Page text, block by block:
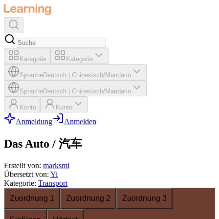
Kategorie Kategorie
SpracheDeutsch Chinesisch/Mandarin
SpracheDeutsch Chinesisch/Mandarin
Konto Konto
Anmeldung Anmelden
Das Auto / 汽车
Erstellt von: marksmi
Übersetzt von: Yi
Kategorie: Transport
Zuordnung 1
Zuordnung 2 Zuordnung 3